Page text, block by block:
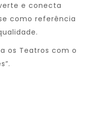
e conecta
como referência
os Teatros com o